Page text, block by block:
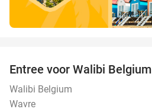
Entree voor Walibi Belgium
Walibi Belgium
Wavre